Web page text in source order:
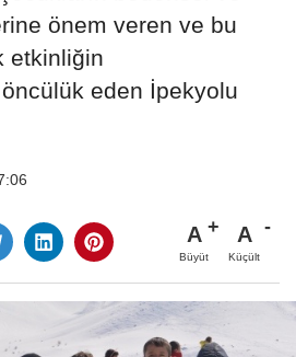
önem veren ve bu
etkinliğin
eden İpekyolu
A
Büyüt
A
Küçült